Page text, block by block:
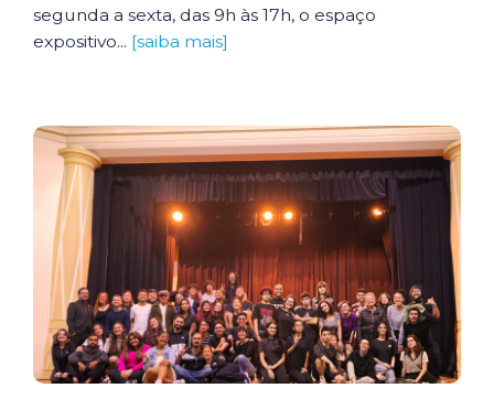
segunda a sexta, das 9h às 17h, o espaço
expositivo... [saiba mais]